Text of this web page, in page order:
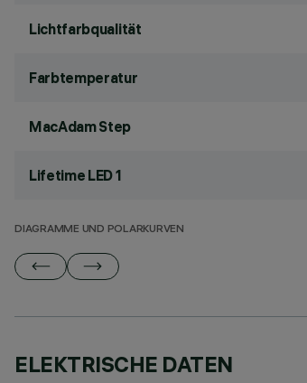
Lichtfarbqualität
Farbtemperatur
MacAdam Step
Lifetime LED 1
DIAGRAMME UND POLARKURVEN
ELEKTRISCHE DATEN